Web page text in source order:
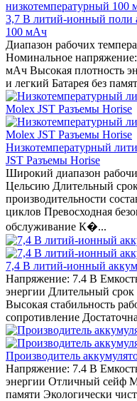
3,7 В литий-ионный поли
100 мАч
Диапазон рабочих
Номинальное
мАч Высокая плотность
и легкий Батарея без
Низкотемпературный
JST Разъемы Horise
Широкий диапазон
Цельсию Длительный
производительности
циклов Превосходная
обслуживание К�...
7,4 В литий-ионный
Напряжение: 7.4 В
энергии Длительный срок
Высокая стабильность
сопротивление
Производитель
Напряжение: 7.4 В
энергии Отличный сейф
памяти Экологически